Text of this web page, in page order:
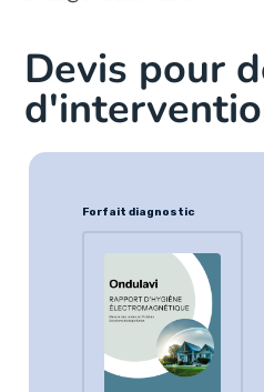
Devis pour
Forfait diagnostic